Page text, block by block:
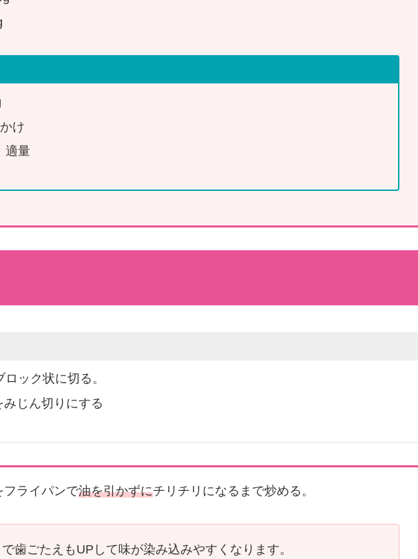
け
適量
ロック状に切る。
みじん切りにする
フライパンで油を引かずにチリチリになるまで炒める。
歯ごたえもUPして味が染み込みやすくなります。